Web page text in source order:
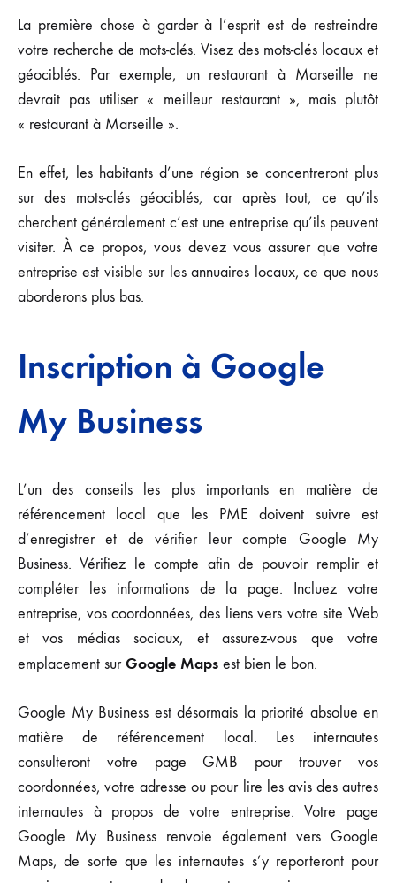
La première chose à garder à l’esprit est de restreindre
votre recherche de mots-clés. Visez des mots-clés locaux et
géociblés. Par exemple, un restaurant à Marseille ne
devrait pas utiliser « meilleur restaurant », mais plutôt
« restaurant à Marseille ».
En effet, les habitants d’une région se concentreront plus
sur des mots-clés géociblés, car après tout, ce qu’ils
cherchent généralement c’est une entreprise qu’ils peuvent
visiter. À ce propos, vous devez vous assurer que votre
entreprise est visible sur les annuaires locaux, ce que nous
aborderons plus bas.
Inscription à Google
My Business
L’un des conseils les plus importants en matière de
référencement local que les PME doivent suivre est
d’enregistrer et de vérifier leur compte Google My
Business. Vérifiez le compte afin de pouvoir remplir et
compléter les informations de la page. Incluez votre
entreprise, vos coordonnées, des liens vers votre site Web
et vos médias sociaux, et assurez-vous que votre
emplacement surGoogle Maps est bien le bon.
Google My Business est désormais la priorité absolue en
matière de référencement local. Les internautes
consulteront votre page GMB pour trouver vos
coordonnées, votre adresse ou pour lire les avis des autres
internautes à propos de votre entreprise. Votre page
Google My Business renvoie également vers Google
Maps, de sorte que les internautes s’y reporteront pour